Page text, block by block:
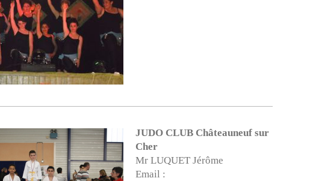
JUDO CLUB Châteauneuf sur
Cher
Mr LUQUET Jérôme
Email :